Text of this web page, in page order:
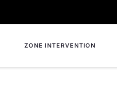
ZONE INTERVENTION